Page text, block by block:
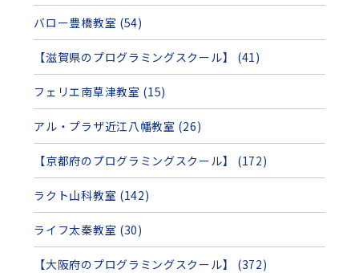
バロー豊橋教室 (54)
【滋賀県のプログラミングスクール】 (41)
フェリエ南草津教室 (15)
アル・プラザ近江八幡教室 (26)
【京都府のプログラミングスクール】 (172)
ラクト山科教室 (142)
ライフ太秦教室 (30)
【大阪府のプログラミングスクール】 (372)